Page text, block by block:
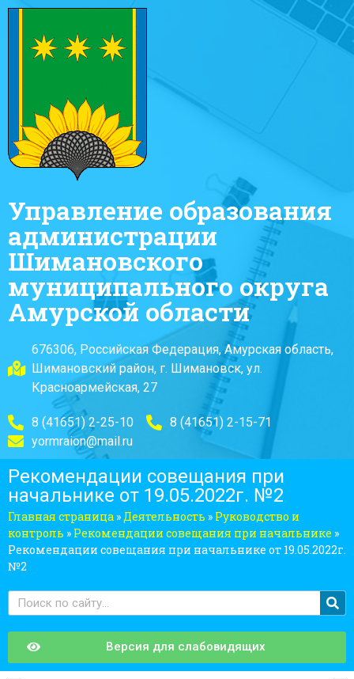
Управление образования
администрации
Шимановского
муниципального округа
Амурской области
676306, Российская Федерация, Амурская область,
Шимановский район, г. Шимановск, ул.
Красноармейская, 27
8 (41651) 2-25-10
8 (41651) 2-15-71
yormraion@mail.ru
Рекомендации совещания при
начальнике от 19.05.2022г. №2
Главная страница »Деятельность » Руководство и
контроль » Рекомендации совещания при начальнике »
Рекомендации совещания при начальнике от 19.05.2022г.
№2
Версия для слабовидящих